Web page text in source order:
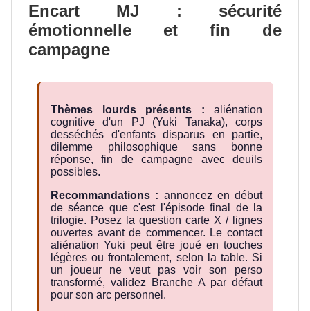
Encart MJ : sécurité
émotionnelle et fin de
campagne
Thèmes lourds présents : aliénation
cognitive d'un PJ (Yuki Tanaka), corps
desséchés d'enfants disparus en partie,
dilemme philosophique sans bonne
réponse, fin de campagne avec deuils
possibles.
Recommandations : annoncez en début
de séance que c'est l'épisode final de la
trilogie. Posez la question carte X / lignes
ouvertes avant de commencer. Le contact
aliénation Yuki peut être joué en touches
légères ou frontalement, selon la table. Si
un joueur ne veut pas voir son perso
transformé, validez Branche A par défaut
pour son arc personnel.